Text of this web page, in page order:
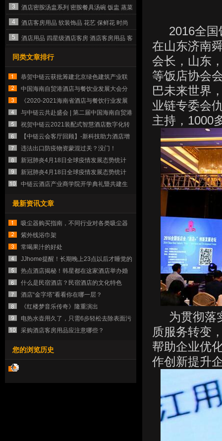
2016全国
在山东济南
会长，山东
等饭店协会
巴未来世界
业链专委会
主持，1000
为贯彻落
质服务转变
帮助企业优
作创新提升
合 JJHOME酒店用品1号店
3
酒店密胺汤盅系列 密胺餐具汤碗 饭盅 蒸菜
盅 JJHOME酒店用品1号店
4
酒店客房用品 软装饰品 花艺 保鲜花 时尚
定制 星级酒店用品
5
酒店用品 四星级酒店客房 酒店客房用品 客
同类文章排行
恭贺中链云获批筹建北京绿色建筑产业联
盟绿色酒店产业专业委员会
中国海南自贸港酒店与餐饮业发展大会分
论坛之【酒店业高质量发展30人论坛】
《2020-2021海南省酒店与餐饮行业发展
报告》发布
与中链云共赴盛会 | 第二届中国海南自贸港
酒店与餐饮业发展大会暨海南省酒店与餐
饮行业年会
祝贺中链云2021装配式智慧酒店数字化转
型高峰论坛圆满落幕
【中链云会客厅回顾】-新科技助力酒店增
效降本
违法出口防疫物资蒙混过关？没门！
新冠肺炎4月18日全球疫情发展态势统计
新冠肺炎4月18日全球疫情发展态势统计
中链云酒店产业商学院开学典礼暨共建生
最新资讯文章
吸尘器购买指南，不同行业对各类吸尘器
的清洁要求
紫外线浴巾架
常喝果汁的好处
JJhome提醒！长期晚上23点以后才睡觉的
人，一定要看！
热点酒店揭秘！韩星都在这家酒店举办婚
礼
什么是民宿酒店？民宿酒店的文化特色
酒店“金字塔”看看你在哪一层？
《红楼梦音乐传奇》隆重演出
电热水壶用久了，只需6步轻松去除表面污
垢
采购酒店客房用品应注意哪些？
您的浏览历史